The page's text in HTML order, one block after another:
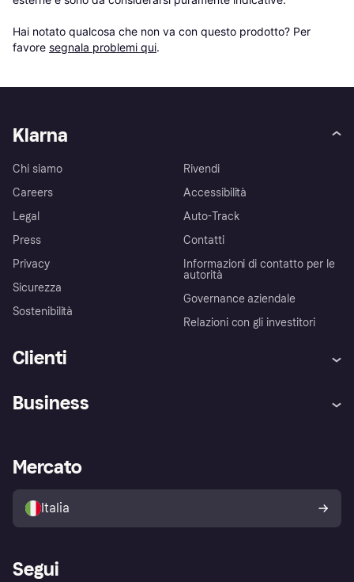
Hai notato qualcosa che non va con questo prodotto? Per
favore segnala problemi qui.
Klarna
Chi siamo
Careers
Legal
Press
Privacy
Sicurezza
Sostenibilità
Rivendi
Accessibilità
Auto-Track
Contatti
Informazioni di contatto per le
autorità
Governance aziendale
Relazioni con gli investitori
Clienti
Assistenza
Esplora i negozi
Politica di protezione
dell'acquirente Klarna
Business
Accesso aziende
Mercato
Italia
Segui